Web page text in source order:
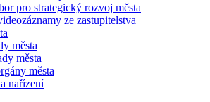
pro strategický rozvoj města
ze zastupitelstva
města
města
města
nařízení